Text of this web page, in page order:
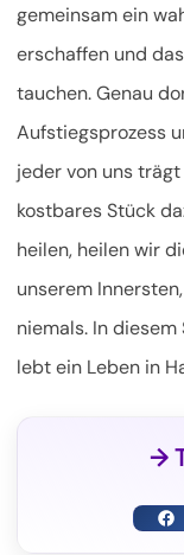
gemeinsam ein
erschaffen und
tauchen. Genau
Aufstiegsprozess
jeder von uns
kostbares Stück
heilen, heilen wir
unserem
niemals. In
lebt ein Leben in
→
F